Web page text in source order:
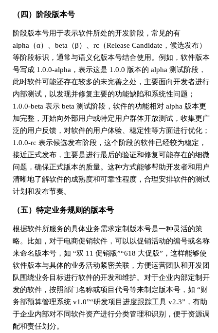
（四）阶段版本号
阶段版本号用于表示软件所处的开发阶段，常见的有
alpha（α）、beta（β）、rc（Release Candidate，候选发布）
等阶段标识，通常与语义化版本号结合使用。例如，软件版本
号写成 1.0.0-alpha，表示这是 1.0.0 版本的 alpha 测试阶段，
此时软件可能还存在较多的未完善之处，主要面向开发者进行
内部测试，以发现并修复主要的功能缺陷和系统性问题；
1.0.0-beta 表示 beta 测试阶段，软件的功能相对 alpha 版本更
加完整，开始向外部用户或特定用户群体开放测试，收集更广
泛的用户反馈，对软件的用户体验、稳定性等方面进行优化；
1.0.0-rc 表示候选发布阶段，这个阶段的软件已经较为稳定，
接近正式发布，主要是进行最后的验证和修复可能存在的细微
问题，确保正式版本的质量。这种方式能够帮助开发者和用户
清晰地了解软件的成熟度和可靠性程度，合理安排软件的测试
计划和发布节奏。
（五）特定业务规则的版本号
根据软件所服务的具体业务需求定制版本号是一种灵活的策
略。比如，对于电商促销软件，可以以促销活动的编号或名称
来命名版本号，如 “双 11 促销版”“618 大促版”，这样能够使
软件版本与具体的业务活动紧密关联，方便运营团队和开发团
队围绕业务目标进行软件的开发和维护。对于企业内部定制开
发的软件，按照部门名称或项目代号等来制定版本号，如 “财
务部预算管理系统 v1.0”“研发项目进度跟踪工具 v2.3”，有助
于企业内部对不同软件资产进行分类管理和识别，便于资源调
配和责任划分。